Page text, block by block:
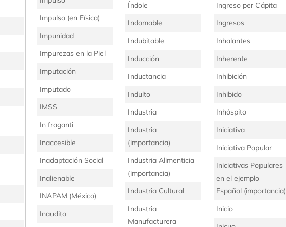
Impulso (en Física)
Impunidad
Impurezas en la Piel
Imputación
Imputado
IMSS
In fraganti
Inaccesible
Inadaptación Social
Inalienable
INAPAM (México)
Inaudito
Índole
Indomable
Indubitable
Inducción
Inductancia
Indulto
Industria
Industria
(importancia)
Industria Alimenticia
(importancia)
Industria Cultural
Industria
Manufacturera
Ingreso per Cápita
Ingresos
Inhalantes
Inherente
Inhibición
Inhibido
Inhóspito
Iniciativa
Iniciativa Popular
Iniciativas Populares
en el ejemplo
Español (importancia)
Inicio